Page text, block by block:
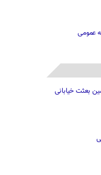
عمومی
بعثت خیابانی